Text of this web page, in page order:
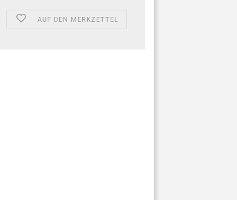
AUF DEN MERKZETTEL